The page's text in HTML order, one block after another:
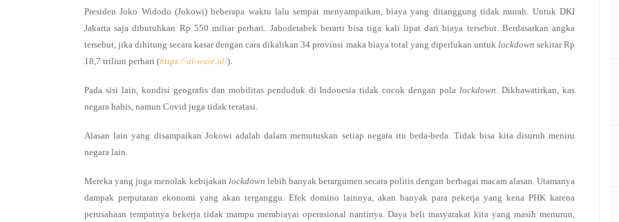
Presiden Joko Widodo (Jokowi) beberapa waktu lalu sempat menyampaikan, biaya yang ditanggung tidak murah. Untuk DKI
Jakarta saja dibutuhkan Rp 550 miliar perhari. Jabodetabek berarti bisa tiga kali lipat dari biaya tersebut. Berdasarkan angka
tersebut, jika dihitung secara kasar dengan cara dikalikan 34 provinsi maka biaya total yang diperlukan untuk lockdown sekitar Rp
18,7 triliun perhari (https://al-waie.id/).
Pada sisi lain, kondisi geografis dan mobilitas penduduk di Indonesia tidak cocok dengan polalockdown. Dikhawatirkan, kas
negara habis, namun Covid juga tidak teratasi.
Alasan lain yang disampaikan Jokowi adalah dalam memutuskan setiap negara itu beda-beda. Tidak bisa kita disuruh meniru
negara lain.
Mereka yang juga menolak kebijakan lockdown lebih banyak berargumen secara politis dengan berbagai macam alasan. Utamanya
dampak perputaran ekonomi yang akan terganggu. Efek domino lainnya, akan banyak para pekerja yang kena PHK karena
perusahaan tempatnya bekerja tidak mampu membiayai operasional nantinya. Daya beli masyarakat kita yang masih menurun,